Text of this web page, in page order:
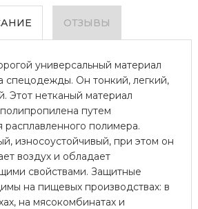
ОТЗЫВЫ
универсальный материал
спецодежды. Он тонкий, легкий,
Этот нетканый материал
путем
расплавленного полимера.
износоустойчивый, при этом он
воздух и обладает
свойствами. Защитные
на пищевых производствах: в
на мясокомбинатах и